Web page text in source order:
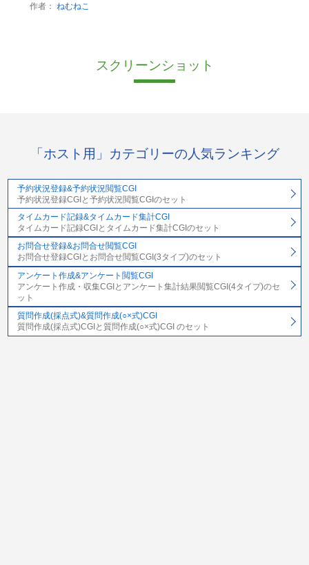
作者： ねむねこ
スクリーンショット
「ホスト用」カテゴリーの人気ランキング
予約状況登録&予約状況閲覧CGI
予約状況登録CGIと予約状況閲覧CGIのセット
タイムカード記録&タイムカード集計CGI
タイムカード記録CGIとタイムカード集計CGIのセット
お問合せ登録&お問合せ閲覧CGI
お問合せ登録CGIとお問合せ閲覧CGI(3タイプ)のセット
アンケート作成&アンケート閲覧CGI
アンケート作成・収集CGIとアンケート集計結果閲覧CGI(4タイプ)のセ
ット
質問作成(採点式)&質問作成(○×式)CGI
質問作成(採点式)CGIと質問作成(○×式)CGI のセット